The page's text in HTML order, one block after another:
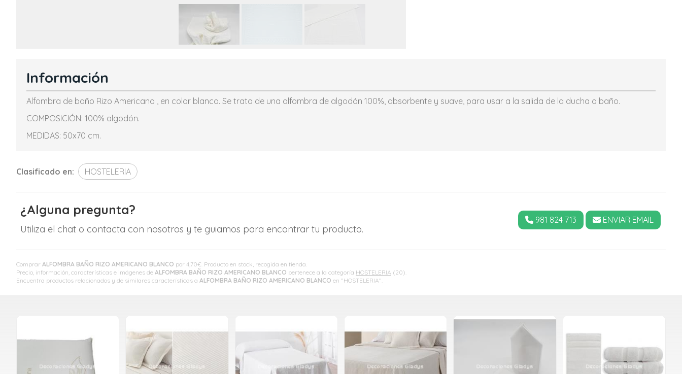
Comprar ALFOMBRA BAÑO RIZO AMERICANO BLANCO por 4,70€ . Producto en stock, recogida en tienda.
Precio, información, características e imágenes de ALFOMBRA BAÑO RIZO AMERICANO BLANCO pertenece a la categoría HOSTELERIA (20).
Encuentra productos relacionados y de similares características a ALFOMBRA BAÑO RIZO AMERICANO BLANCO en "HOSTELERIA".
Información
Alfombra de baño Rizo Americano , en color blanco. Se trata de una alfombra de algodón 100%, absorbente y suave, para usar a la salida de la ducha o baño.
COMPOSICIÓN: 100% algodón.
MEDIDAS: 50x70 cm.
Clasificado en: HOSTELERIA
¿Alguna pregunta?
Utiliza el chat o contacta con nosotros y te guiamos para encontrar tu producto.
981 824 713 ENVIAR EMAIL